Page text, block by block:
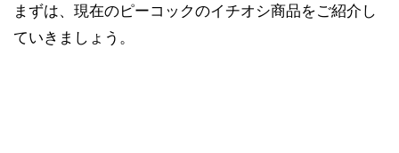
まずは、現在のピーコックのイチオシ商品をご紹介し
ていきましょう。